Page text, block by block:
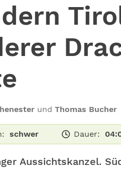
und Thomas Bucher
schwer Dauer:
Aussichtskanzel.